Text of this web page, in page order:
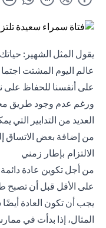
يقول المثل الشهير:
عالم اليوم المشتت
على أنفسنا للحفاظ
ورغم عدم وجود طريق
العديد من التدابير التي
من إضافة بعض الاتساق
الالتزام بإطار زمني
من أجل تكوين عادة
على الأقل قبل أن تصبح
يجب أن تكون العادة أيضًا
المثال، إذا بدأت في